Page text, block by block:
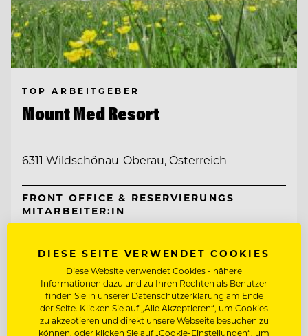
TOP ARBEITGEBER
Mount Med Resort
6311 Wildschönau-Oberau, Österreich
FRONT OFFICE & RESERVIERUNGS
MITARBEITER:IN
OFFICE SPECIALIST (M/W/D)
Entdecke alle Jobs
DIESE SEITE VERWENDET COOKIES
Diese Website verwendet Cookies - nähere
Informationen dazu und zu Ihren Rechten als Benutzer
finden Sie in unserer Datenschutzerklärung am Ende
der Seite. Klicken Sie auf „Alle Akzeptieren“, um Cookies
zu akzeptieren und direkt unsere Webseite besuchen zu
können, oder klicken Sie auf „Cookie-Einstellungen“, um